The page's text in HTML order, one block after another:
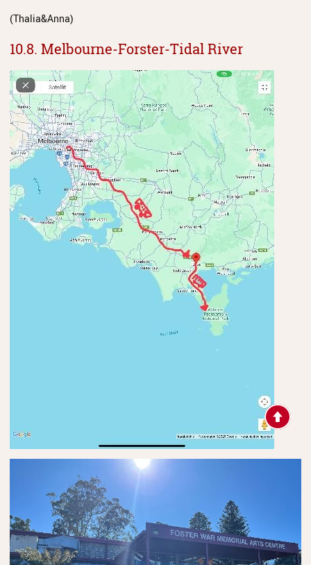
(Thalia&Anna)
10.8. Melbourne-Forster-Tidal River